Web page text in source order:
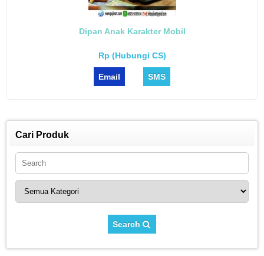
Dipan Anak Karakter Mobil
Rp (Hubungi CS)
Email SMS
Cari Produk
Search